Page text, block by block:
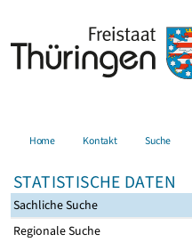
Home Kontakt Suche
STATISTISCHE DATEN
Sachliche Suche
Regionale Suche